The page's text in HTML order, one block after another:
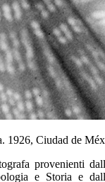
1926, Ciudad de
provenienti
e Storia e